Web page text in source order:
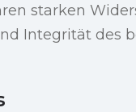
starken
Integrität des